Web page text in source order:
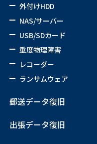
外付けHDD
NAS/サーバー
USB/SDカード
重度物理障害
レコーダー
ランサムウェア
郵送データ復旧
出張データ復旧